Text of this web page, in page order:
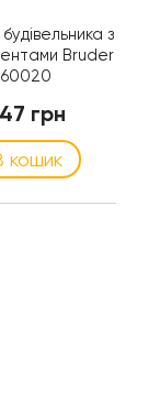
з
Bruder
60020
грн
кошик